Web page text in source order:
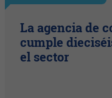
La agencia de
cumple
el sector